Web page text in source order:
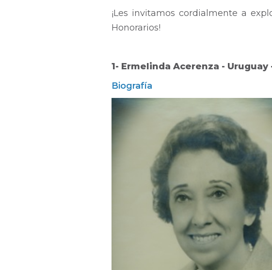
¡Les invitamos cordialmente a
Honorarios!
1- Ermelinda Acerenza - Uruguay
Biografía